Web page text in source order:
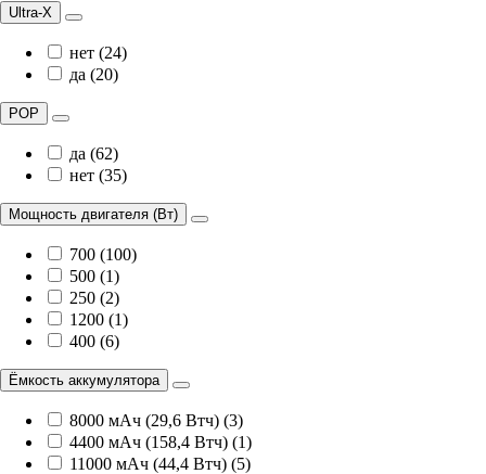
Ultra-X
нет (24)
да (20)
POP
да (62)
нет (35)
Мощность двигателя (Вт)
700 (100)
500 (1)
250 (2)
1200 (1)
400 (6)
Ёмкость аккумулятора
8000 мАч (29,6 Втч) (3)
4400 мАч (158,4 Втч) (1)
11000 мАч (44,4 Втч) (5)